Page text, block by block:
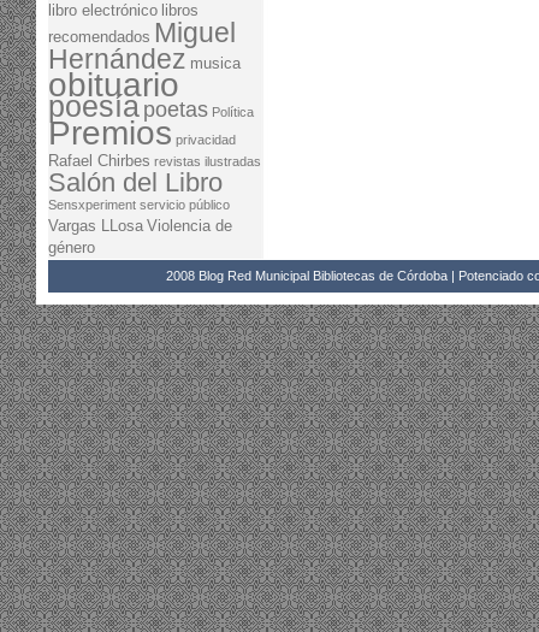
libro electrónico libros
recomendados Miguel
Hernández musica
obituario
poesía poetas Política
Premios privacidad
Rafael Chirbes revistas ilustradas
Salón del Libro
Sensxperiment servicio público
Vargas LLosa Violencia de
género
2008 Blog Red Municipal Bibliotecas de Córdoba | Potenciado